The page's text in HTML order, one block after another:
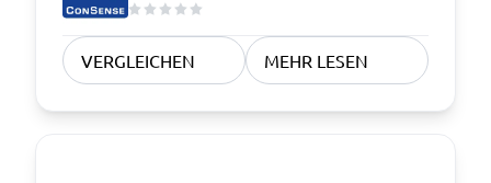
VERGLEICHEN MEHR LESEN